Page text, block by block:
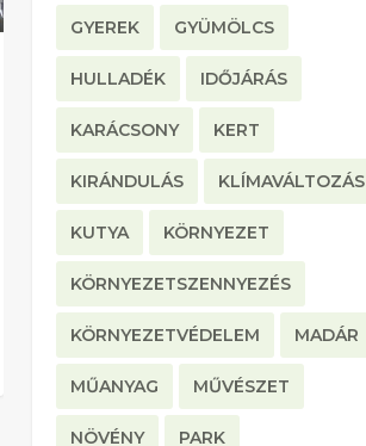
GYEREK GYÜMÖLCS
HULLADÉK IDŐJÁRÁS
KARÁCSONY KERT
KIRÁNDULÁS KLÍMAVÁLTOZÁS
KUTYA KÖRNYEZET
KÖRNYEZETSZENNYEZÉS
KÖRNYEZETVÉDELEM MADÁR
MŰANYAG MŰVÉSZET
NÖVÉNY PARK